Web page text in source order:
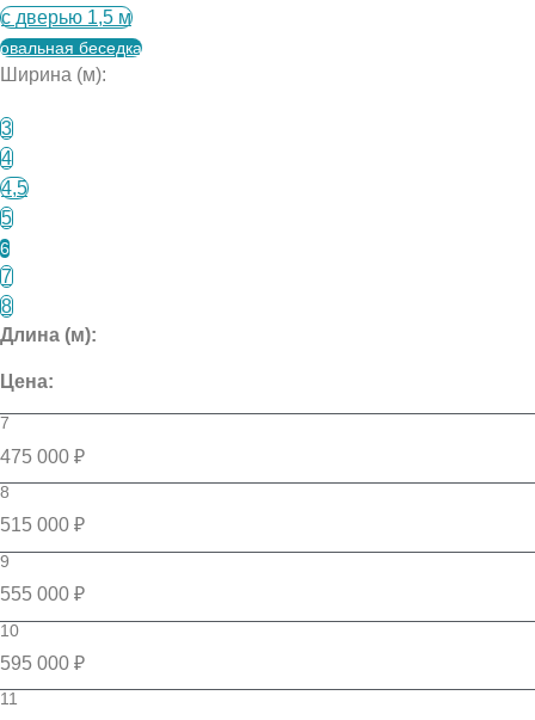
с дверью 1,5 м
овальная беседка
Ширина (м):
3
4
4,5
5
6
7
8
Длина (м):
Цена:
7
475 000 ₽
8
515 000 ₽
9
555 000 ₽
10
595 000 ₽
11